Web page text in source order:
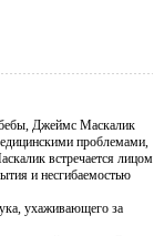
Джеймс Маскалик
проблемами,
встречается лицом
и несгибаемостью
ухаживающего за